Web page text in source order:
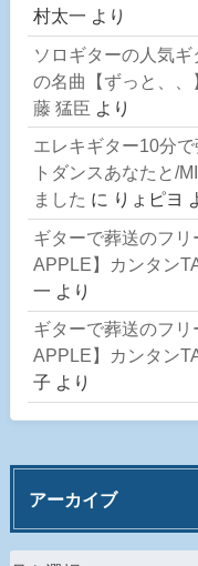
村太一 より
ソロギターの人気
の名曲【ずっと、
藤 猛臣 より
エレキギター10分
トダンスあなたと/
ました に りょピヨ
ギターで葬送のフ
APPLE】カンタン
一 より
ギターで葬送のフ
APPLE】カンタン
子 より
アーカイブ